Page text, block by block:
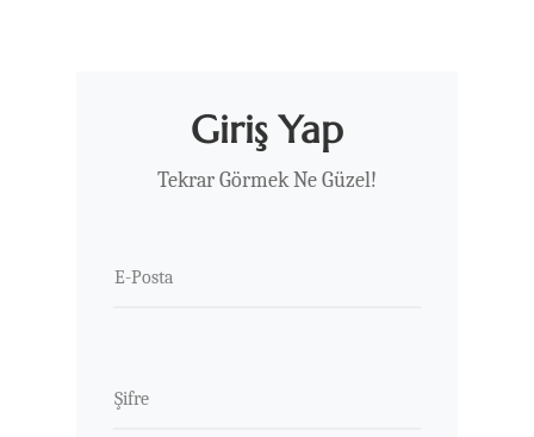
Giriş Yap
Tekrar Görmek Ne Güzel!